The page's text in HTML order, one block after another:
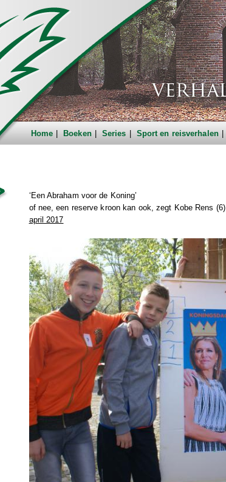
Home Boeken Series Sport en reisverhalen
‘Een Abraham voor de Koning’
of nee, een reserve kroon kan ook, zegt Kobe Rens (6)
april 2017